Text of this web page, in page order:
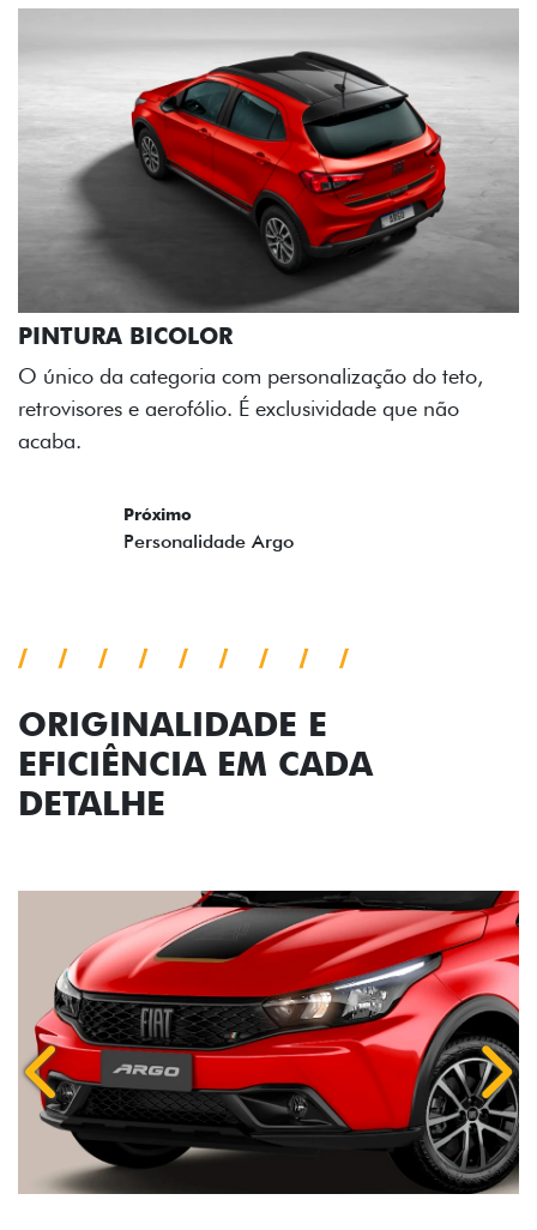
PINTURA BICOLOR
O único da categoria com personalização do teto,
retrovisores e aerofólio. É exclusividade que não
acaba.
Próximo
Personalidade Argo
ORIGINALIDADE E
EFICIÊNCIA EM CADA
DETALHE
Anterior